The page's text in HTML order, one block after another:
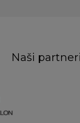
Naši partneri